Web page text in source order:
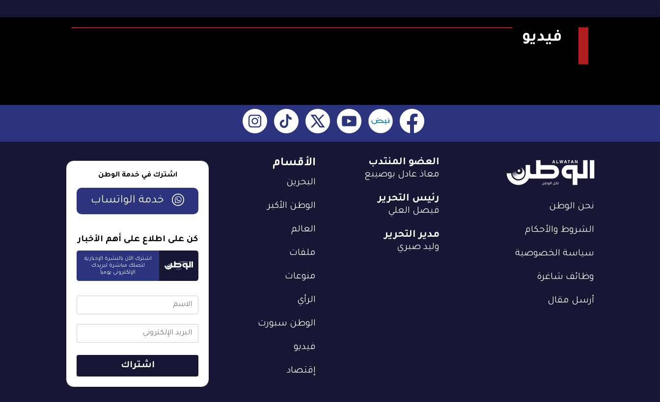
فيديو
نحن الوطن
الشروط والأحكام
سياسة الخصوصية
وظائف شاغرة
أرسل مقال
الأقسام
البحرين
الوطن الأكبر
العالم
ملفات
منوعات
الرأي
الوطن سبورت
فيديو
إقتصاد
العضو المنتدب
معاذ عادل بوصيبع
رئيس التحرير
فيصل العلي
مدير التحرير
وليد صبري
اشترك في خدمة الوطن
خدمة الواتساب
كن على اطلاع على أهم الأخبار
اشترك الآن بالنشرة الإخبارية
لتصلك مباشرة لبريدك
الإلكتروني يومياً
اشتراك